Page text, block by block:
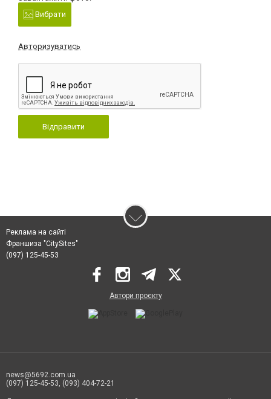
Вибрати
Авторизуватись
Відправити
Реклама на сайті
Франшиза "CitySites"
(097) 125-45-53
Автори проєкту
news@5692.com.ua
(097) 125-45-53, (093) 404-72-21